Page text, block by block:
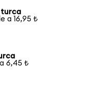
turca
a 16,95 ₺
6,45 ₺